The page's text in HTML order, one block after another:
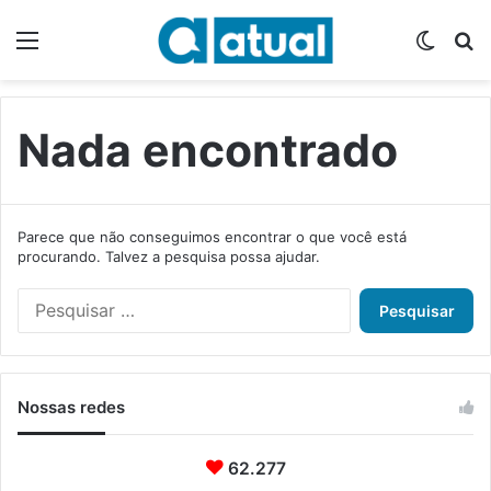
Nada encontrado
Parece que não conseguimos encontrar o que você está
procurando. Talvez a pesquisa possa ajudar.
s
Nossas redes
62.277